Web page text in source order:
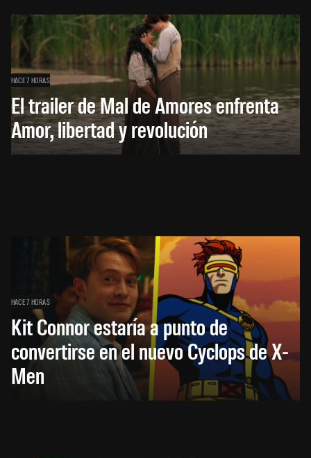
HACE 7 HORAS
El trailer de Mal de Amores enfrenta
Amor, libertad y revolución
HACE 7 HORAS
Kit Connor estaría a punto de
convertirse en el nuevo Cyclops de X-
Men